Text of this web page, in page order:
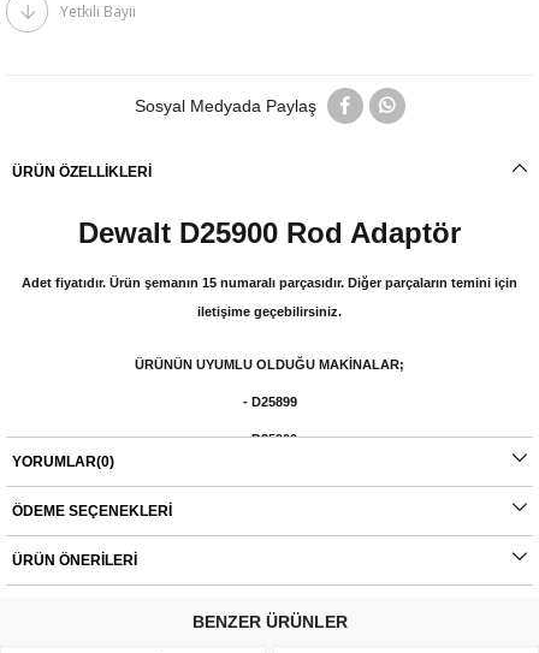
Yetkili Bayii
Sosyal Medyada Paylaş
ÜRÜN ÖZELLIKLERI
Dewalt D25900 Rod Adaptör
Adet fiyatıdır. Ürün şemanın 15 numaralı parçasıdır. Diğer parçaların temini için
iletişime geçebilirsiniz.
ÜRÜNÜN UYUMLU OLDUĞU MAKİNALAR;
- D25899
- D25900
montajlarda ürünlerin iade veya değişim süreçleri bulunmamaktadır. Yedek
servis haricinde yapılan montajlardan kaynaklı sorunlar tamamen müşteriye aittir.
YORUMLAR(0)
ÖDEME SEÇENEKLERI
ÜRÜN ÖNERILERI
BENZER ÜRÜNLER